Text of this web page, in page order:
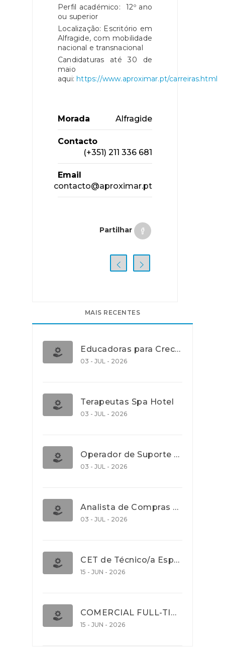
Perfil académico: 12º ano
ou superior
Localização: Escritório em
Alfragide, com mobilidade
nacional e transnacional
Candidaturas até 30 de
maio
aqui:https://www.aproximar.pt/carreiras.html
Morada Alfragide
Contacto
(+351) 211 336 681
Email
contacto@aproximar.pt
Partilhar
MAIS RECENTES
Educadoras para Creche e J.I., Lisboa
03 - JUL - 2026
Terapeutas Spa Hotel
03 - JUL - 2026
Operador de Suporte Operacional
03 - JUL - 2026
Analista de Compras e Contratos (Banca)
03 - JUL - 2026
CET de Técnico/a Especialista em Comércio Internacional (Nível 5)
15 - JUN - 2026
COMERCIAL FULL-TIME
15 - JUN - 2026